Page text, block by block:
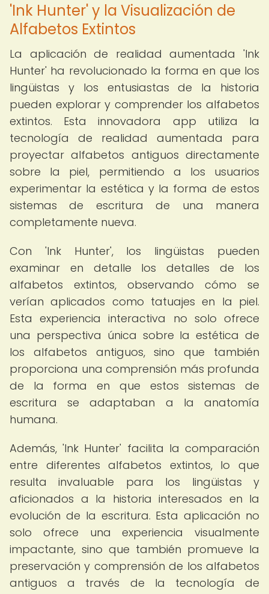
'Ink Hunter' y la Visualización de
Alfabetos Extintos
La aplicación de realidad aumentada 'Ink
Hunter' ha revolucionado la forma en que los
lingüistas y los entusiastas de la historia
pueden explorar y comprender los alfabetos
extintos. Esta innovadora app utiliza la
tecnología de realidad aumentada para
proyectar alfabetos antiguos directamente
sobre la piel, permitiendo a los usuarios
experimentar la estética y la forma de estos
sistemas de escritura de una manera
completamente nueva.
Con 'Ink Hunter', los lingüistas pueden
examinar en detalle los detalles de los
alfabetos extintos, observando cómo se
verían aplicados como tatuajes en la piel.
Esta experiencia interactiva no solo ofrece
una perspectiva única sobre la estética de
los alfabetos antiguos, sino que también
proporciona una comprensión más profunda
de la forma en que estos sistemas de
escritura se adaptaban a la anatomía
humana.
Además, 'Ink Hunter' facilita la comparación
entre diferentes alfabetos extintos, lo que
resulta invaluable para los lingüistas y
aficionados a la historia interesados en la
evolución de la escritura. Esta aplicación no
solo ofrece una experiencia visualmente
impactante, sino que también promueve la
preservación y comprensión de los alfabetos
antiguos a través de la tecnología de